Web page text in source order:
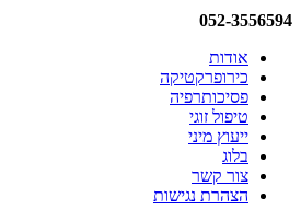
052-3556594​
אודות
כירופרקטיקה
פסיכותרפיה
טיפול זוגי
ייעוץ מיני
בלוג
צור קשר
הצהרת נגישות